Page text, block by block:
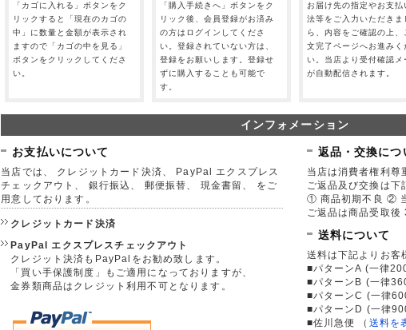
「カゴに入れる」ボタンをク
リックすると「現在のカゴの
中」に数量と金額が表示され
ますので「カゴの中を見る」
ボタンをクリックしてくださ
い。
「購入手続きへ」ボタンをク
リック後、会員登録がお済み
の方はログインしてくださ
い。登録されていない方は、
登録をお願いします。登録せ
ずに購入することも可能で
す。
お届け先の指定やお支払
法等をご入力いただきま
ら、内容をご確認の上、
文完了ページへお進みく
い。当店より受付確認メ
が自動配信されます。
インフォメーション
お支払いについて
当店では、 クレジットカード決済、 PayPal エクスプレス
チェックアウト、 銀行振込、 郵便振替、 現金書留、 をご
用意しております。
クレジットカード決済
PayPal エクスプレスチェックアウト
クレジット決済もPayPalをお勧め致します。
「買い手保護制度」もご適用になっておりますが、
金券類商品はクレジット利用不可となります。
返品・交換につ
当店は消費者権利尊
ご返品及び交換は下
① 商品初期不良 ②
ご返品は商品受取後
送料について
送料は下記よりお客
■パターンA (一律
■パターンB (一律
■パターンC (一律
■パターンD (一律
■佐川急便
（ 送料を